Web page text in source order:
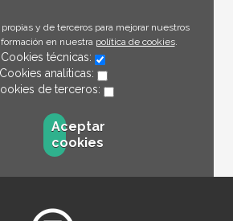
y de terceros para mejorar nuestros
en nuestra política de cookies.
Cookies técnicas:
Cookies analíticas:
de terceros:
Aceptar
cookies